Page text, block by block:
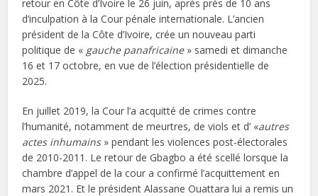
retour en Côte d’Ivoire le 26 juin, après près de 10 ans
d’inculpation à la Cour pénale internationale. L’ancien
président de la Côte d’Ivoire, crée un nouveau parti
politique de « gauche panafricaine» samedi et dimanche
16 et 17 octobre, en vue de l’élection présidentielle de
2025.
En juillet 2019, la Cour l’a acquitté de crimes contre
l’humanité, notamment de meurtres, de viols et d’ «autres
actes inhumains» pendant les violences post-électorales
de 2010-2011. Le retour de Gbagbo a été scellé lorsque la
chambre d’appel de la cour a confirmé l’acquittement en
mars 2021. Et le président Alassane Ouattara lui a remis un